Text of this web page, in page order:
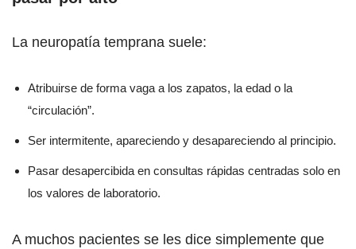
La neuropatía temprana suele:
Atribuirse de forma vaga a los zapatos, la edad o la
“circulación”.
Ser intermitente, apareciendo y desapareciendo al principio.
Pasar desapercibida en consultas rápidas centradas solo en
los valores de laboratorio.
A muchos pacientes se les dice simplemente que